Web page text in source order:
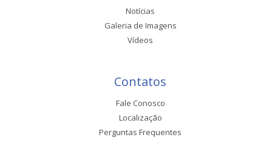
Notícias
Galeria de Imagens
Vídeos
Contatos
Fale Conosco
Localização
Perguntas Frequentes